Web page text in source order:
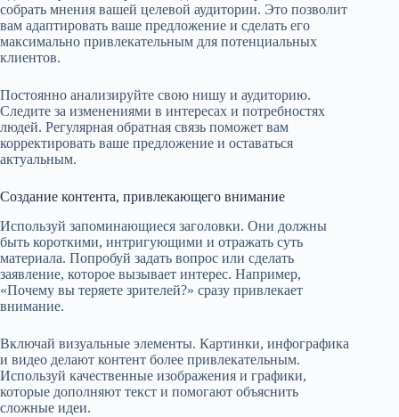
собрать мнения вашей целевой аудитории. Это позволит
вам адаптировать ваше предложение и сделать его
максимально привлекательным для потенциальных
клиентов.
Постоянно анализируйте свою нишу и аудиторию.
Следите за изменениями в интересах и потребностях
людей. Регулярная обратная связь поможет вам
корректировать ваше предложение и оставаться
актуальным.
Создание контента, привлекающего внимание
Используй запоминающиеся заголовки. Они должны
быть короткими, интригующими и отражать суть
материала. Попробуй задать вопрос или сделать
заявление, которое вызывает интерес. Например,
«Почему вы теряете зрителей?» сразу привлекает
внимание.
Включай визуальные элементы. Картинки, инфографика
и видео делают контент более привлекательным.
Используй качественные изображения и графики,
которые дополняют текст и помогают объяснить
сложные идеи.